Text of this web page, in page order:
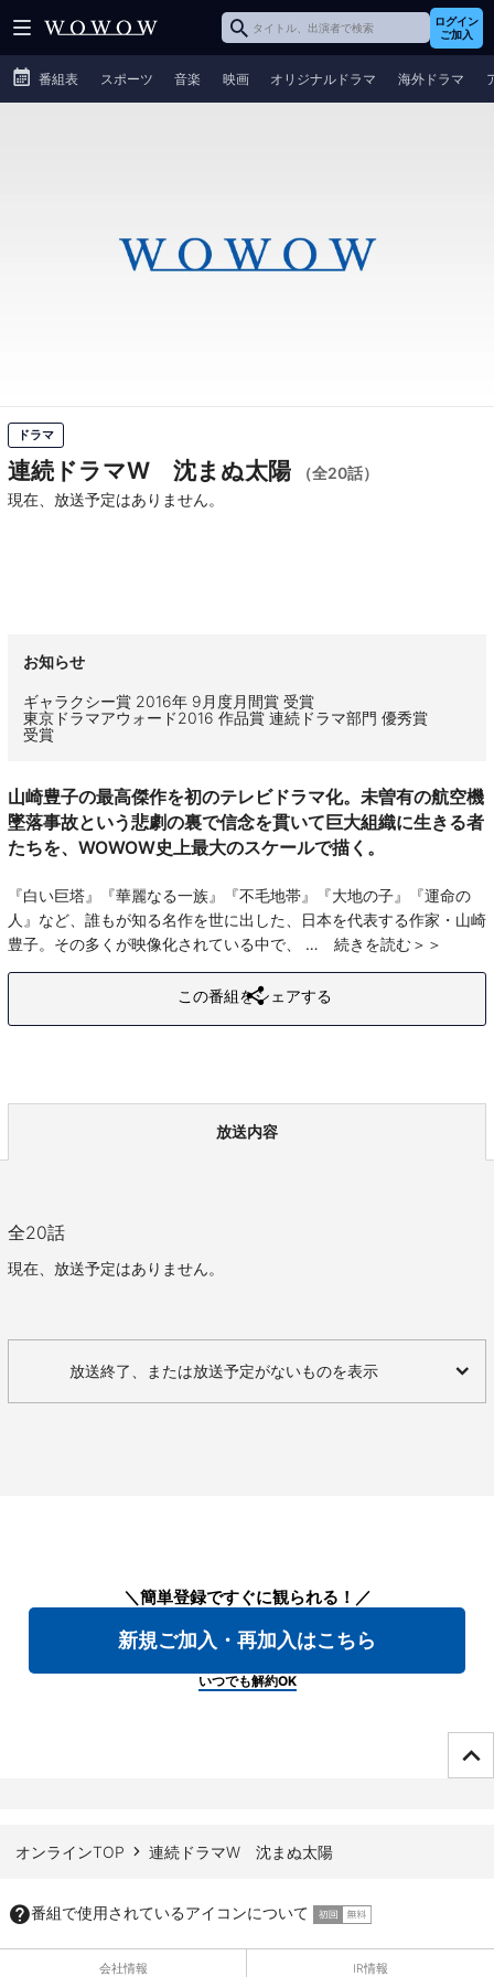
ログイン
ご加入
番組表 スポーツ 音楽 映画 オリジナルドラマ 海外ドラマ
ドラマ
連続ドラマW 沈まぬ太陽
（全20話）
現在、放送予定はありません。
お知らせ
ギャラクシー賞 2016年 9月度月間賞 受賞
東京ドラマアウォード2016 作品賞 連続ドラマ部門 優秀賞
受賞
山崎豊子の最高傑作を初のテレビドラマ化。未曽有の航空機
墜落事故という悲劇の裏で信念を貫いて巨大組織に生きる者
たちを、WOWOW史上最大のスケールで描く。
『白い巨塔』『華麗なる一族』『不毛地帯』『大地の子』『運命の
人』など、誰もが知る名作を世に出した、日本を代表する作家・山崎
豊子。その多くが映像化されている中で、
続きを読む
この番組をシェアする
放送内容
全20話
現在、放送予定はありません。
放送終了、または放送予定がないものを表示
＼簡単登録ですぐに観られる！／
新規ご加入・再加入はこちら
いつでも解約OK
オンラインTOP 連続ドラマW 沈まぬ太陽
番組で使用されているアイコンについて
会社情報 IR情報